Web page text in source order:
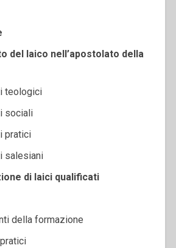
del laico nell’apostolato della
teologici
sociali
pratici
salesiani
di laici qualificati
della formazione